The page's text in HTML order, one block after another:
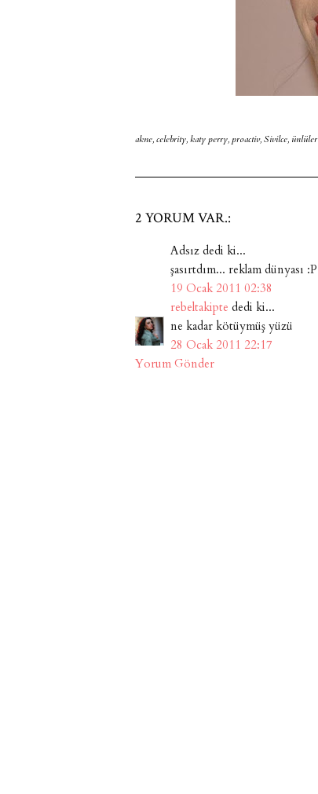
akne,celebrity,katy perry, proactiv,Sivilce, ünlüler
2 YORUM VAR.:
Adsız dedi ki...
şasırtdım... reklam dünyası :P
19 Ocak 2011 02:38
rebeltakipte dedi ki...
ne kadar kötüymüş yüzü
28 Ocak 2011 22:17
Yorum Gönder